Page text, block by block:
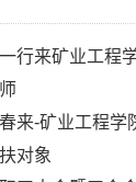
行来矿业工程
来-矿业工程学
对象